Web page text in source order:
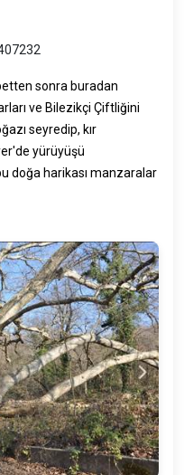
sonra buradan
ve Bilezikçi Çiftliğini
seyredip, kır
yürüyüşü
doğa harikası manzaralar